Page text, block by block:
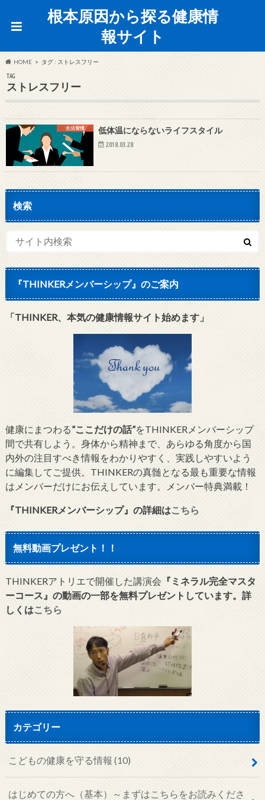
根本原因から探る健康情
報サイト
HOME タグ : ストレスフリー
TAG
ストレスフリー
生活習慣 低体温にならないライフスタイル
2018.03.28
検索
『THINKERメンバーシップ』のご案内
「THINKER、本気の健康情報サイト始めます」
健康にまつわる”ここだけの話”をTHINKERメンバーシップ
間で共有しよう。身体から精神まで、あらゆる角度から国
内外の注目すべき情報をわかりやすく、実践しやすいよう
に編集してご提供。THINKERの真髄となる最も重要な情報
はメンバーだけにお伝えしています。メンバー特典満載！
『THINKERメンバーシップ』 の詳細はこちら
無料動画プレゼント！！
THINKERアトリエで開催した講演会 『ミネラル完全マスタ
ーコース』の動画の一部を無料プレゼントしています。詳
しくはこちら
カテゴリー
こどもの健康を守る情報 (10)
はじめての方へ（基本）～まずはこちらをお読みくださ